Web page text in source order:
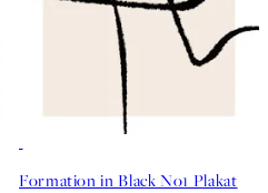
Formation in Black No1 Plakat